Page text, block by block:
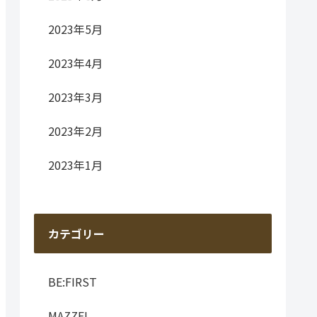
2023年5月
2023年4月
2023年3月
2023年2月
2023年1月
カテゴリー
BE:FIRST